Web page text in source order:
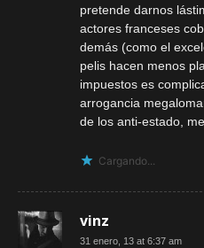
pretende darnos
actores franceses
demás (como el
pelis hacen menos
impuestos es
arrogancia
de los anti-estado,
Cargando...
vinz
31 enero, 13 at 6:37 am